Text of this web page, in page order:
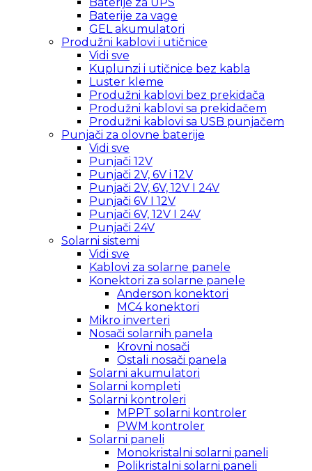
Baterije za vage
GEL akumulatori
Produžni kablovi i utičnice
Vidi sve
Kuplunzi i utičnice bez kabla
Luster kleme
Produžni kablovi bez prekidača
Produžni kablovi sa prekidačem
Produžni kablovi sa USB punjačem
Punjači za olovne baterije
Vidi sve
Punjači 12V
Punjači 2V, 6V i 12V
Punjači 2V, 6V, 12V I 24V
Punjači 6V I 12V
Punjači 6V, 12V I 24V
Punjači 24V
Solarni sistemi
Vidi sve
Kablovi za solarne panele
Konektori za solarne panele
Anderson konektori
MC4 konektori
Mikro inverteri
Nosači solarnih panela
Krovni nosači
Ostali nosači panela
Solarni akumulatori
Solarni kompleti
Solarni kontroleri
MPPT solarni kontroler
PWM kontroler
Solarni paneli
Monokristalni solarni paneli
Polikristalni solarni paneli